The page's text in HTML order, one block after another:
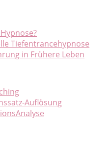
Tiefentrancehypnose
in Frühere Leben
Auflösung